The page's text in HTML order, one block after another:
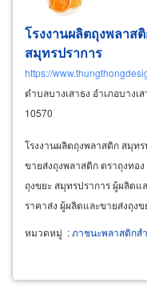
โรงงานผลิตถุงพลาส
สมุทรปราการ
https://
ตำบลบางเสาธง อำเภอบางเ
10570
โรงงานผลิตถุงพลาสติก สมุท
ขายส่งถุงพลาสติก ตราถุงทอ
ถุงขยะ สมุทรปราการ ผู้ผลิตแ
ราคาส่ง ผู้ผลิตและขายส่งถุง
ถุงดำใส่ขยะเปียก ใส่ขยะแห้
หมวดหมู่ :ภาชนะพลาสติกส